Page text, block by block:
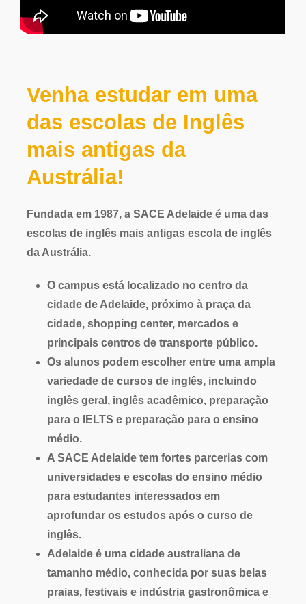
Venha estudar em uma
das escolas de Inglês
mais antigas da
Austrália!
Fundada em 1987, aSACE Adelaide é uma das
escolas de inglês mais antigas escola de inglês
da Austrália.
O campus está localizado nocentro da
cidade de Adelaide, próximo à praça da
cidade, shopping center, mercados e
principais centros de transporte público.
Os alunos podem escolher entre umaampla
variedade de cursos de inglês, incluindo
inglês geral, inglês acadêmico, preparação
para o IELTS e preparação para o ensino
médio.
A SACE Adelaide tem fortes parcerias com
universidades e escolas do ensino médio
para estudantes interessados ​​em
aprofundar os estudos após o curso de
inglês.
Adelaide é umacidade australiana de
tamanho médio, conhecida por suas belas
praias, festivais e indústria gastronômica e